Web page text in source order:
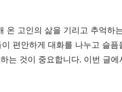
온 고인의 삶을 기리고 추억하
편안하게 대화를 나누고 슬
는 것이 중요합니다. 이번 글